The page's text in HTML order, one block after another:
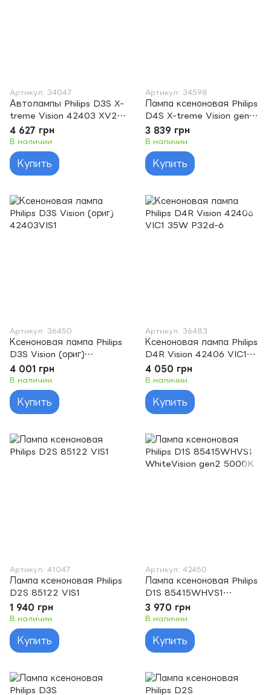
Артикул: 34047
Автолампы Philips D3S X-
treme Vision 42403 XV2
S1 gen2 +150%
4 627 грн
В наличии
Купить
Артикул: 34598
Лампа ксеноновая Philips
D4S X-treme Vision gen2
42402 XV2 С1
3 839 грн
В наличии
Купить
Артикул: 36450
Ксеноновая лампа Philips
D3S Vision (ориг)
42403VIS1
4 001 грн
В наличии
Купить
Артикул: 36483
Ксеноновая лампа Philips
D4R Vision 42406 VIC1
35W P32d-6
4 050 грн
В наличии
Купить
Артикул: 41047
Лампа ксеноновая Philips
D2S 85122 VIS1
1 940 грн
В наличии
Купить
Артикул: 42450
Лампа ксеноновая Philips
D1S 85415WHVS1
WhiteVision gen2 5000K
3 970 грн
В наличии
Купить